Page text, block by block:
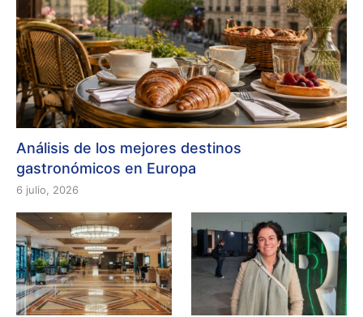
Análisis de los mejores destinos
gastronómicos en Europa
6 julio, 2026